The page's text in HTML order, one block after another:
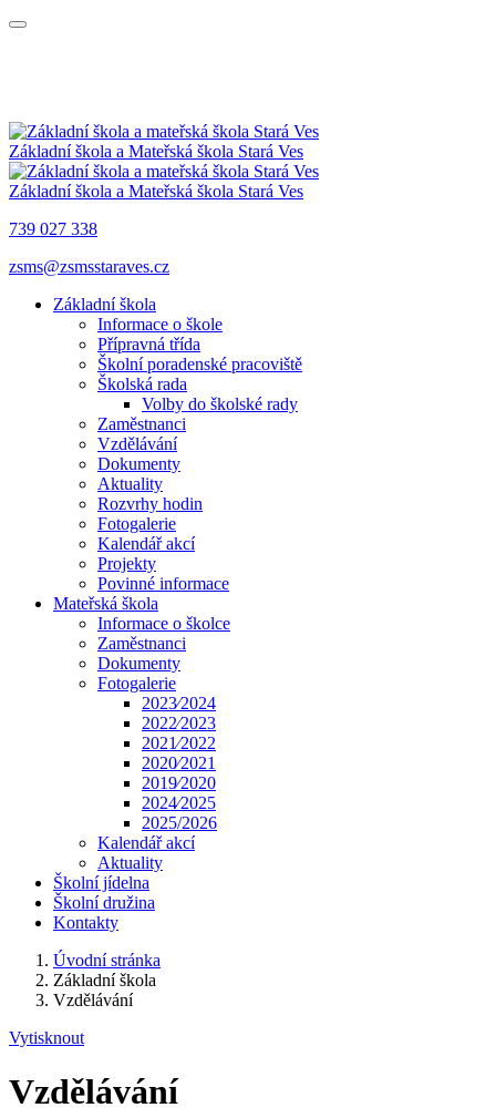
Základní škola a Mateřská škola Stará Ves
Základní škola a Mateřská škola Stará Ves
739 027 338
zsms@zsmsstaraves.cz
Základní škola
Informace o škole
Přípravná třída
Školní poradenské pracoviště
Školská rada
Volby do školské rady
Zaměstnanci
Vzdělávání
Dokumenty
Aktuality
Rozvrhy hodin
Fotogalerie
Kalendář akcí
Projekty
Povinné informace
Mateřská škola
Informace o školce
Zaměstnanci
Dokumenty
Fotogalerie
2023⁄2024
2022⁄2023
2021⁄2022
2020⁄2021
2019⁄2020
2024⁄2025
2025/2026
Kalendář akcí
Aktuality
Školní jídelna
Školní družina
Kontakty
Úvodní stránka
Základní škola
Vzdělávání
Vytisknout
Vzdělávání